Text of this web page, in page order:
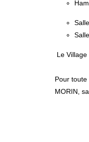
Le
Pour
MORIN,